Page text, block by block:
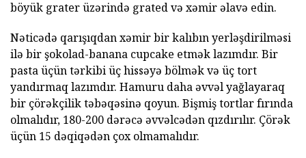
böyük grater üzərində grated və xəmir əlavə edin.
Nəticədə qarışıqdan xəmir bir kalıbın yerləşdirilməsi
ilə bir şokolad-banana cupcake etmək lazımdır. Bir
pasta üçün tərkibi üç hissəyə bölmək və üç tort
yandırmaq lazımdır. Hamuru daha əvvəl yağlayaraq
bir çörəkçilik təbəqəsinə qoyun. Bişmiş tortlar fırında
olmalıdır, 180-200 dərəcə əvvəlcədən qızdırılır. Çörək
üçün 15 dəqiqədən çox olmamalıdır.